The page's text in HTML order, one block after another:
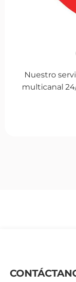
Nuestro
multicanal